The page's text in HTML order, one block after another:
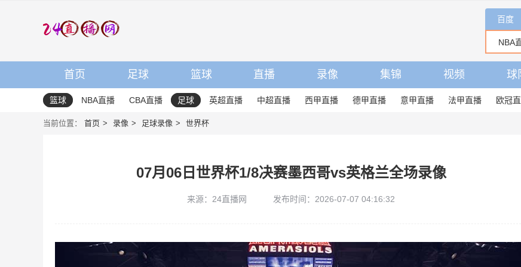
百度
首页 足球 篮球 直播 录像 集锦 视频 球
篮球 NBA直播 CBA直播 足球 英超直播 中超直播 西甲直播 德甲直播 意甲直播 法甲直播 欧冠
当前位置： 首页 录像 足球录像 世界杯
07月06日世界杯1/8决赛墨西哥vs英格兰全场录像
来源：24直播网 发布时间：2026-07-07 04:16:32